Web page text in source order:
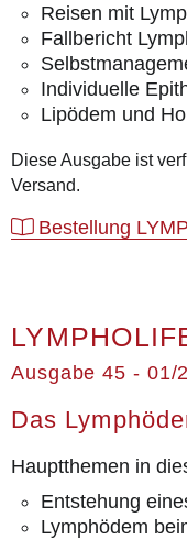
Reisen mit
Fallbericht
Individuelle
Lipödem und
Diese Ausgabe ist
Versand.
Bestellung
Ausgabe 45 - 01/
Das
Hauptthemen in
Entstehung
Lymphödem